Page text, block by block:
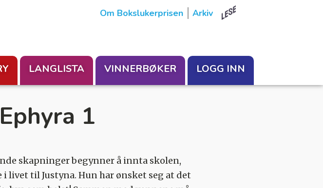
Om Bokslukerprisen Arkiv
LANGLISTA VINNERBØKER LOGG INN
1
skapninger begynner å innta skolen,
livet til Justyna. Hun har ønsket seg at det